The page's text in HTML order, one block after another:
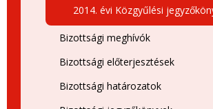
2014. évi Közgyűlési
Bizottsági meghívók
Bizottsági előterjesztések
Bizottsági határozatok